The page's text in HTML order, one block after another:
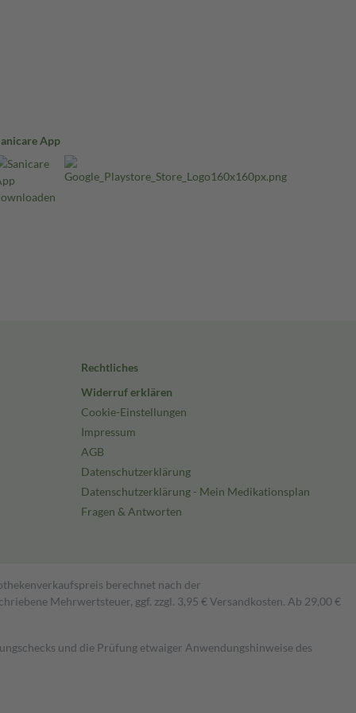
App
Rechtliches
Widerruf erklären
Cookie-Einstellungen
Impressum
AGB
Datenschutzerklärung
Datenschutzerklärung - Mein Medikationsplan
Fragen & Antworten
berechnet nach der
Mehrwertsteuer, ggf. zzgl. 3,95 € Versandkosten. Ab 29,00 €
und die Prüfung etwaiger Anwendungshinweise des